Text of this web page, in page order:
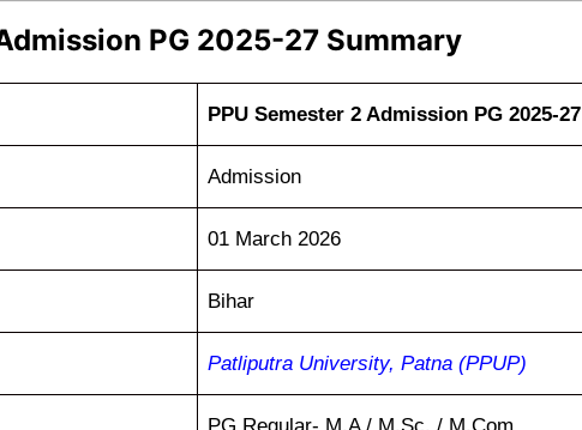
PG 2025-27 Summary
PPU Semester 2 Admission PG 2025-27
Admission
01 March 2026
Bihar
Patliputra University, Patna (PPUP)